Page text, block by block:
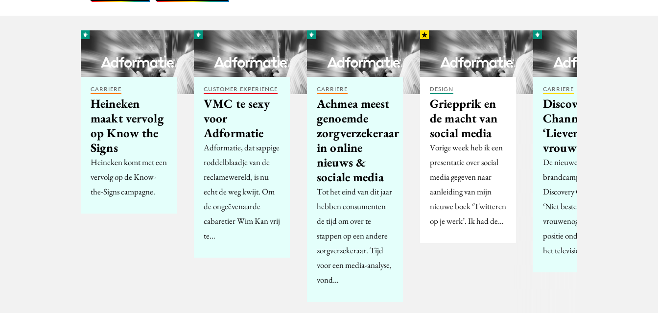
CARRIERE
Heineken
maakt vervolg
op Know the
Signs
Heineken komt met een
vervolg op de Know-
the-Signs campagne.
CUSTOMER EXPERIENCE
VMC te sexy
voor
Adformatie
Adformatie, dat sappige
roddelblaadje van de
reclamewereld, is nu
echt de weg kwijt. Om
de ongeëvenaarde
cabaretier Wim Kan vrij
te…
CARRIERE
Achmea meest
genoemde
zorgverzekeraar
in online
nieuws &
sociale media
Tot het eind van dit jaar
hebben consumenten
de tijd om over te
stappen op een andere
zorgverzekeraar. Tijd
voor een media-analyse,
vond…
DESIGN
Griepprik en
de macht van
social media
Vorige week heb ik een
presentatie over social
media gegeven naar
aanleiding van mijn
nieuwe boek ‘Twitteren
op je werk’. Ik had de…
CARRIERE
Discovery
Channel:
‘Liever geen
vrouwen’
De nieuwe
brandcampagne van
Discovery Channel,
‘Niet bestemd voor
vrouwenogen’, moet de
positie onderstrepen die
het televisiekanaal in…